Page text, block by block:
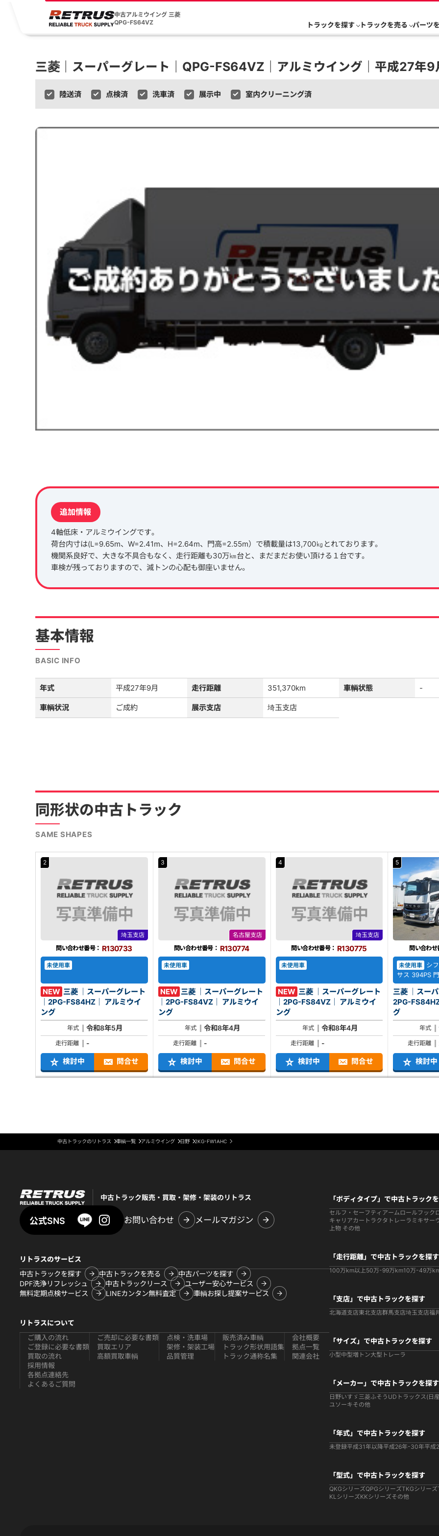
中古アルミウイング 三菱
QPG-FS64VZ
トラックを探す トラックを売る パーツ
三菱｜スーパーグレート｜QPG-FS64VZ｜アルミウイング｜平成27年
陸送済 点検済 洗車済 展示中 室内クリーニング済
追加情報
4軸低床・アルミウイングです。
荷台内寸は(L=9.65m、W=2.41m、H=2.64m、門高=2.55m）で積載量は13,700㎏とれております。
機関系良好で、大きな不具合もなく、走行距離も30万㎞台と、まだまだお使い頂ける１台です。
車検が残っておりますので、減トンの心配も御座いません。
基本情報
BASIC INFO
年式 平成27年9月 走行距離 351,370km 車輌状態 -
車輌状況 ご成約 展示支店 埼玉支店
同形状の中古トラック
SAME SHAPES
2
埼玉支店
問い合わせ番号： R130733
未使用車
NEW 三菱 ｜スーパーグレート
｜2PG-FS84HZ｜ アルミウイ
ング
年式 令和8年5月
走行距離 -
検討中 問合せ
3
名古屋支店
問い合わせ番号： R130774
未使用車
NEW 三菱 ｜スーパーグレート
｜2PG-FS84VZ｜ アルミウイ
ング
年式 令和8年4月
走行距離 -
検討中 問合せ
4
埼玉支店
問い合わせ番号： R130775
未使用車
NEW 三菱 ｜スーパーグレート
｜2PG-FS84VZ｜ アルミウイ
ング
年式 令和8年4月
走行距離 -
検討中 問合せ
5
問い合わせ
未使用車
シ
サス 394PS
三菱 ｜スー
2PG-FS84HZ｜ アルミ
グ
年式
走行距離
検討中
中古トラックのリトラス 車輌一覧 アルミウイング 日野 2KG-FW1AHC
中古トラック販売・買取・架修・架装のリトラス
公式SNS お問い合わせ メールマガジン
リトラスのサービス
中古トラックを探す
中古トラックを売る
中古パーツを探す
DPF洗浄リフレッシュ
中古トラックリース
ユーザー安心サービス
無料定期点検サービス
LINEカンタン無料査定 車輌お探し提案サービス
リトラスについて
ご購入の流れ
ご登録に必要な書類
買取の流れ
ご売却に必要な書類
買取エリア
高額買取車輌
点検・洗車場
架修・架装工場
品質管理
販売済み車輌
トラック形状用語集
トラック通称名集
会社概要
拠点一覧
関連会社
採用情報
各拠点連絡先
よくあるご質問
「ボディタイプ」で中古トラック
セルフ・セーフティ アームロールフック
キャリアカー トラクタ トレーラ ミキサー
上物 その他
「走行距離」で中古トラックを探す
100万km以上50万-99万km10万-49万
「支店」で中古トラックを探す
北海道支店東北支店群馬支店埼玉支店福
「サイズ」で中古トラックを探す
小型中型増トン大型 トレーラ
「メーカー」で中古トラックを探す
日野いすゞ 三菱ふそう UDトラックス(日
ユソーキその他
「年式」で中古トラックを探す
未登録平成31年以降平成26年-30年平成
「型式」で中古トラックを探す
QKGシリーズQPGシリーズTKGシリーズ
KLシリーズKKシリーズその他